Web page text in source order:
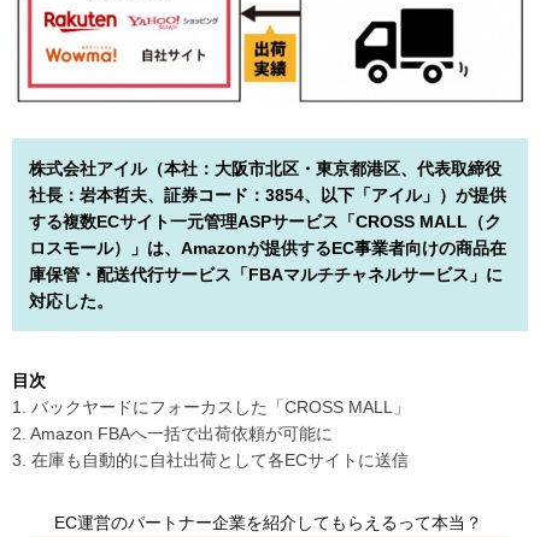
株式会社アイル（本社：大阪市北区・東京都港区、代表取締役
社長：岩本哲夫、証券コード：3854、以下「アイル」）が提供
する複数ECサイト一元管理ASPサービス「CROSS MALL（ク
ロスモール）」は、Amazonが提供するEC事業者向けの商品在
庫保管・配送代行サービス「FBAマルチチャネルサービス」に
対応した。
目次
1. バックヤードにフォーカスした「CROSS MALL」
2. Amazon FBAへ一括で出荷依頼が可能に
3. 在庫も自動的に自社出荷として各ECサイトに送信
EC運営のパートナー企業を紹介してもらえるって本当？